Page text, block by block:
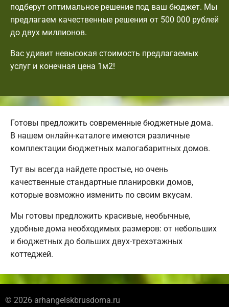
подберут оптимальное решение под ваш бюджет. Мы
предлагаем качественные решения от 500 000 рублей
до двух миллионов.
Вас удивит невысокая стоимость предлагаемых
услуг и конечная цена 1м2!
Готовы предложить современные бюджетные дома.
В нашем онлайн-каталоге имеются различные
комплектации бюджетных малогабаритных домов.
Тут вы всегда найдете простые, но очень
качественные стандартные планировки домов,
которые возможно изменить по своим вкусам.
Мы готовы предложить красивые, необычные,
удобные дома необходимых размеров: от небольших
и бюджетных до больших двух-трехэтажных
коттеджей.
© 2026 arhangelskbrusdoma.ru